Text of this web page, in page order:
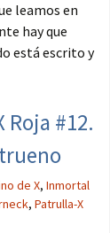
leamos en
hay que
está escrito y
#12.
de X, Inmortal
, Patrulla-X